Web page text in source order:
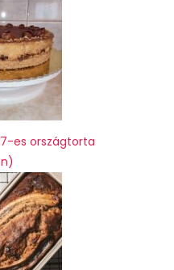
es országtorta